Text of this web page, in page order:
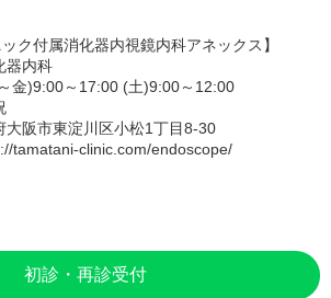
ック付属消化器内視鏡内科アネックス】
器内科
金)9:00～17:00 (土)9:00～12:00
大阪市東淀川区小松1丁目8-30
tamatani-clinic.com/endoscope/
初診・再診受付